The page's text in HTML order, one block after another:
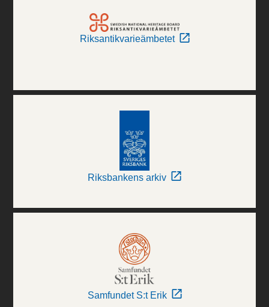
Riksantikvarieämbetet
Riksbankens arkiv
Samfundet S:t Erik